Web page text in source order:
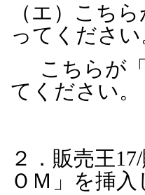
（エ）こちら
ってください
こちらが
てください。
２．販売王17/
ＯＭ」を挿入